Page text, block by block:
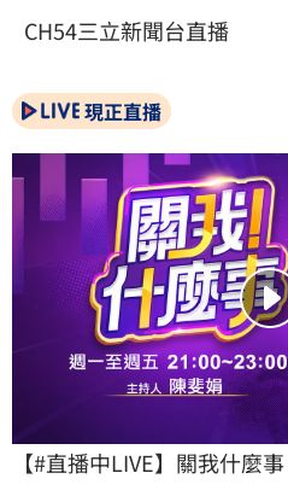
CH54三立新聞台直播
現正直播
【#直播中LIVE】關我什麼